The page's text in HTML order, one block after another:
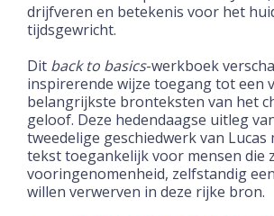
drijfveren en betekenis voor het
tijdsgewricht.
Dit back to basics-werkboek
inspirerende wijze toegangtot een
belangrijkste bronteksten van het
geloof. Deze hedendaagse uitleg
tweedelige geschiedwerk van Lucas
tekst toegankelijk voor mensen die
vooringenomenheid, zelfstandig
willen verwerven in deze rijke bron.